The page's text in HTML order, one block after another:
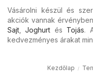
Vásárolni készül és
akciók vannak
Sajt ,Joghurt és Tojás.
kedvezményes árakat
Kezdőlap